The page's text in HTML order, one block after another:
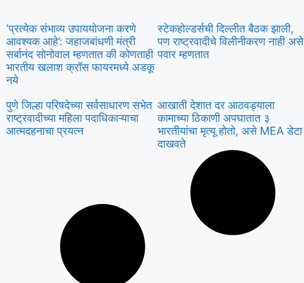
‘प्रत्येक संभाव्य उपाययोजना करणे
आवश्यक आहे’: जहाजबांधणी मंत्री
सर्बानंद सोनोवाल म्हणतात की कोणताही
भारतीय खलाश क्रॉस फायरमध्ये अडकू
नये
स्टेकहोल्डर्सची दिल्लीत बैठक झाली,
पण राष्ट्रवादीचे विलीनीकरण नाही असे
पवार म्हणतात
पुणे जिल्हा परिषदेच्या सर्वसाधारण सभेत
राष्ट्रवादीच्या महिला पदाधिकाऱ्याचा
आत्मदहनाचा प्रयत्न
आखाती देशात दर आठवड्याला
कामाच्या ठिकाणी अपघातात ३
भारतीयांचा मृत्यू होतो, असे MEA डेटा
दाखवते